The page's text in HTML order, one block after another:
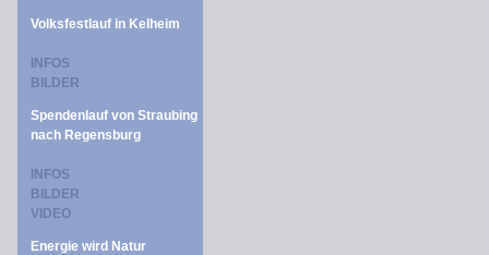
Volksfestlauf in Kelheim
INFOS
BILDER
Spendenlauf von Straubing
nach Regensburg
INFOS
BILDER
VIDEO
Energie wird Natur